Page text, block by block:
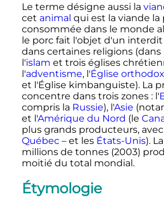
Le terme désigne aussi la
cet animal qui est la viande la
consommée dans le monde
le porc fait l'objet d'un
dans certaines religions (dans
l'islam et trois églises
l'adventisme, l'Église
et l'Église kimbanguiste). La
concentre dans trois zones : l'
compris la Russie), l'Asie
et l'Amérique du Nord (le
plus grands producteurs,
Québec– et les États-Unis).
millionsde tonnes (2003)
moitié du total mondial.
Étymologie